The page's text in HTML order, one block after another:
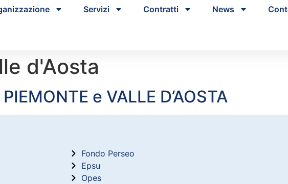
Servizi Contratti News
d'Aosta
e VALLE D’AOSTA
Fondo Perseo
Epsu
Opes